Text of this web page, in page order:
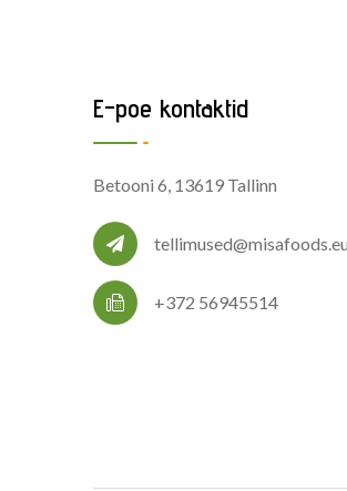
E-poe kontaktid
Betooni 6, 13619 Tallinn
tellimused@misafoods.eu
+372 56945514